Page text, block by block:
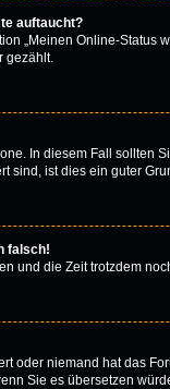
auftaucht?
„Meinen Online-
gezählt.
In diesem Fall sollten
sind, ist dies ein guter
falsch!
und die Zeit trotzdem
oder niemand hat das
Sie es übersetzen